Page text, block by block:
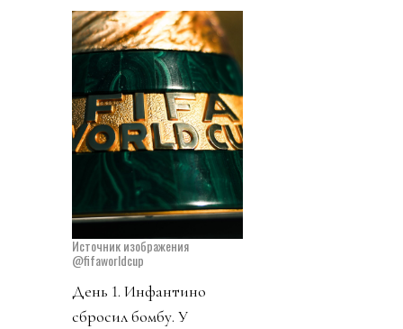
Источник изображения
@fifaworldcup
День 1. Инфантино
сбросил бомбу. У